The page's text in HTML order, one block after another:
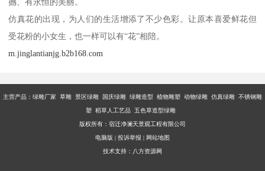
仿真花的出现，为人们的生活增添了不少色彩。让原本喜爱鲜花但
受花粉的小女生，也一样可以有“花”相陪。
m.jinglantianjg.b2b168.com
主营产品： 绿雕厂家 草雕 景区绿雕 国庆绿雕 绿雕造型 植物雕塑 动物绿雕 仿真绿雕 不锈钢雕
塑 稻草人工艺品 五色草造型绿雕
版权所有：宿迁净澜天景观工程有限公司
电脑版 | 投诉举报 | 网站地图
技术支持： 八方资源网